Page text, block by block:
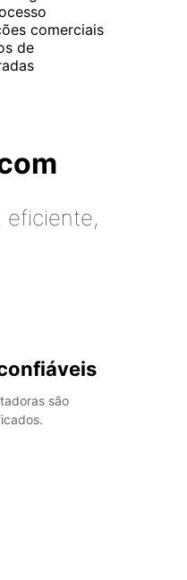
comerciais
de
eficiente,
são